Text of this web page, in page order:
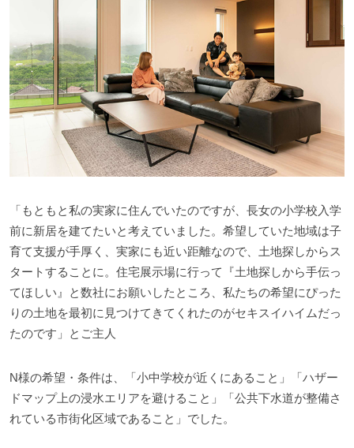
「もともと私の実家に住んでいたのですが、長女の小学校入学
前に新居を建てたいと考えていました。希望していた地域は子
育て支援が手厚く、実家にも近い距離なので、土地探しからス
タートすることに。住宅展示場に行って『土地探しから手伝っ
てほしい』と数社にお願いしたところ、私たちの希望にぴった
りの土地を最初に見つけてきてくれたのがセキスイハイムだっ
たのです」とご主人
N様の希望・条件は、「小中学校が近くにあること」「ハザー
ドマップ上の浸水エリアを避けること」「公共下水道が整備さ
れている市街化区域であること」でした。